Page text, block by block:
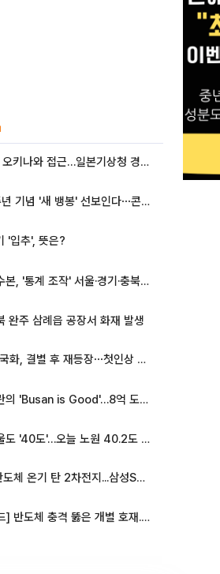
태풍 '돌핀' 오키나와 접근…일본기상청 경로 업데이트
빅뱅, 20주년 기념 '새 뱅봉' 선보인다⋯콘서트 앞두고 팝업 개최
'입추', 뜻은?
'통계 조작' 서울·경기·충북 선관위 등 추가 압수수색
완주 삼례읍 공장서 화재 발생
‘나솔사계’ 국화, 결별 후 재등장⋯첫인상 투표 휩쓸고 ‘인기녀’ 등극
is Good'…8억 도시브랜드, 용산 대통령실 CI 업체가 수행
도 '40도'…오늘 노원 40.2도 기록
[특징주] 반도체 온기 탄 2차전지...삼성SDI, 장 초반 7% 넘게 껑충
[증시키워드] 반도체 충격 뚫은 개별 호재...포스코퓨처엠·에코프로·한화솔루션 '눈길'